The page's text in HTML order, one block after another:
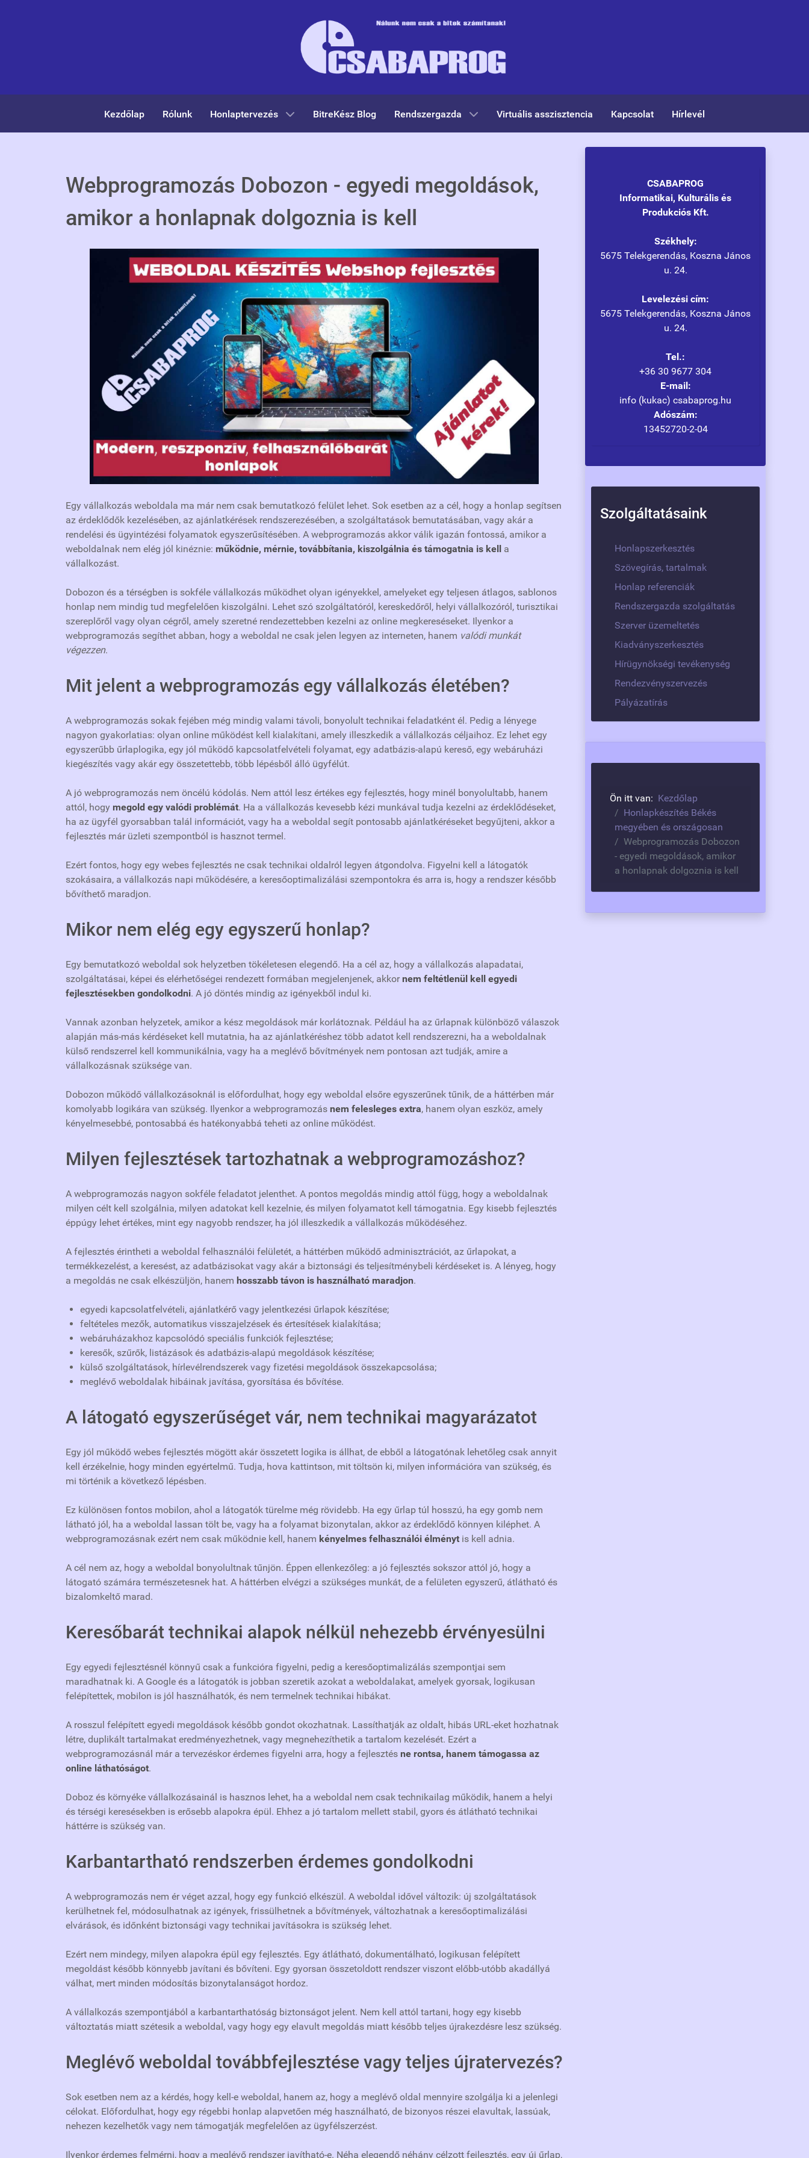
Kezdőlap Rólunk Honlaptervezés BitreKész Blog Rendszergazda Virtuális asszisztencia Kapcsolat Hírlevél
Webprogramozás Dobozon - egyedi megoldások,
amikor a honlapnak dolgoznia is kell
Egy vállalkozás weboldala ma már nem csak bemutatkozó felület lehet. Sok esetben az a cél, hogy a honlap segítsen
az érdeklődők kezelésében, az ajánlatkérések rendszerezésében, a szolgáltatások bemutatásában, vagy akár a
rendelési és ügyintézési folyamatok egyszerűsítésében. A webprogramozás akkor válik igazán fontossá, amikor a
weboldalnak nem elég jól kinéznie: működnie, mérnie, továbbítania, kiszolgálnia és támogatnia is kell
a
vállalkozást.
Dobozon és a térségben is sokféle vállalkozás működhet olyan igényekkel, amelyeket egy teljesen átlagos, sablonos
honlap nem mindig tud megfelelően kiszolgálni. Lehet szó szolgáltatóról, kereskedőről, helyi vállalkozóról, turisztikai
szereplőről vagy olyan cégről, amely szeretné rendezettebben kezelni az online megkereséseket. Ilyenkor a
webprogramozás segíthet abban, hogy a weboldal ne csak jelen legyen az interneten, hanem valódi munkát
végezzen.
Mit jelent a webprogramozás egy vállalkozás életében?
A webprogramozás sokak fejében még mindig valami távoli, bonyolult technikai feladatként él. Pedig a lényege
nagyon gyakorlatias: olyan online működést kell kialakítani, amely illeszkedik a vállalkozás céljaihoz. Ez lehet egy
egyszerűbb űrlaplogika, egy jól működő kapcsolatfelvételi folyamat, egy adatbázis-alapú kereső, egy webáruházi
kiegészítés vagy akár egy összetettebb, több lépésből álló ügyfélút.
A jó webprogramozás nem öncélú kódolás. Nem attól lesz értékes egy fejlesztés, hogy minél bonyolultabb, hanem
attól, hogy megold egy valódi problémát. Ha a vállalkozás kevesebb kézi munkával tudja kezelni az érdeklődéseket,
ha az ügyfél gyorsabban talál információt, vagy ha a weboldal segít pontosabb ajánlatkéréseket begyűjteni, akkor a
fejlesztés már üzleti szempontból is hasznot termel.
Ezért fontos, hogy egy webes fejlesztés ne csak technikai oldalról legyen átgondolva. Figyelni kell a látogatók
szokásaira, a vállalkozás napi működésére, a keresőoptimalizálási szempontokra és arra is, hogy a rendszer később
bővíthető maradjon.
Mikor nem elég egy egyszerű honlap?
Egy bemutatkozó weboldal sok helyzetben tökéletesen elegendő. Ha a cél az, hogy a vállalkozás alapadatai,
szolgáltatásai, képei és elérhetőségei rendezett formában megjelenjenek, akkornem feltétlenül kell egyedi
fejlesztésekben gondolkodni. A jó döntés mindig az igényekből indul ki.
Vannak azonban helyzetek, amikor a kész megoldások már korlátoznak. Például ha az űrlapnak különböző válaszok
alapján más-más kérdéseket kell mutatnia, ha az ajánlatkéréshez több adatot kell rendszerezni, ha a weboldalnak
külső rendszerrel kell kommunikálnia, vagy ha a meglévő bővítmények nem pontosan azt tudják, amire a
vállalkozásnak szüksége van.
Dobozon működő vállalkozásoknál is előfordulhat, hogy egy weboldal elsőre egyszerűnek tűnik, de a háttérben már
komolyabb logikára van szükség. Ilyenkor a webprogramozás nem felesleges extra, hanem olyan eszköz, amely
kényelmesebbé, pontosabbá és hatékonyabbá teheti az online működést.
Milyen fejlesztések tartozhatnak a webprogramozáshoz?
A webprogramozás nagyon sokféle feladatot jelenthet. A pontos megoldás mindig attól függ, hogy a weboldalnak
milyen célt kell szolgálnia, milyen adatokat kell kezelnie, és milyen folyamatot kell támogatnia. Egy kisebb fejlesztés
éppúgy lehet értékes, mint egy nagyobb rendszer, ha jól illeszkedik a vállalkozás működéséhez.
A fejlesztés érintheti a weboldal felhasználói felületét, a háttérben működő adminisztrációt, az űrlapokat, a
termékkezelést, a keresést, az adatbázisokat vagy akár a biztonsági és teljesítménybeli kérdéseket is. A lényeg, hogy
a megoldás ne csak elkészüljön, hanem hosszabb távon is használható maradjon.
egyedi kapcsolatfelvételi, ajánlatkérő vagy jelentkezési űrlapok készítése;
feltételes mezők, automatikus visszajelzések és értesítések kialakítása;
webáruházakhoz kapcsolódó speciális funkciók fejlesztése;
keresők, szűrők, listázások és adatbázis-alapú megoldások készítése;
külső szolgáltatások, hírlevélrendszerek vagy fizetési megoldások összekapcsolása;
meglévő weboldalak hibáinak javítása, gyorsítása és bővítése.
A látogató egyszerűséget vár, nem technikai magyarázatot
Egy jól működő webes fejlesztés mögött akár összetett logika is állhat, de ebből a látogatónak lehetőleg csak annyit
kell érzékelnie, hogy minden egyértelmű. Tudja, hova kattintson, mit töltsön ki, milyen információra van szükség, és
mi történik a következő lépésben.
Ez különösen fontos mobilon, ahol a látogatók türelme még rövidebb. Ha egy űrlap túl hosszú, ha egy gomb nem
látható jól, ha a weboldal lassan tölt be, vagy ha a folyamat bizonytalan, akkor az érdeklődő könnyen kiléphet. A
webprogramozásnak ezért nem csak működnie kell, hanem kényelmes felhasználói élményt is kell adnia.
A cél nem az, hogy a weboldal bonyolultnak tűnjön. Éppen ellenkezőleg: a jó fejlesztés sokszor attól jó, hogy a
látogató számára természetesnek hat. A háttérben elvégzi a szükséges munkát, de a felületen egyszerű, átlátható és
bizalomkeltő marad.
Keresőbarát technikai alapok nélkül nehezebb érvényesülni
Egy egyedi fejlesztésnél könnyű csak a funkcióra figyelni, pedig a keresőoptimalizálás szempontjai sem
maradhatnak ki. A Google és a látogatók is jobban szeretik azokat a weboldalakat, amelyek gyorsak, logikusan
felépítettek, mobilon is jól használhatók, és nem termelnek technikai hibákat.
A rosszul felépített egyedi megoldások később gondot okozhatnak. Lassíthatják az oldalt, hibás URL-eket hozhatnak
létre, duplikált tartalmakat eredményezhetnek, vagy megnehezíthetik a tartalom kezelését. Ezért a
webprogramozásnál már a tervezéskor érdemes figyelni arra, hogy a fejlesztés ne rontsa, hanem támogassa az
online láthatóságot.
Doboz és környéke vállalkozásainál is hasznos lehet, ha a weboldal nem csak technikailag működik, hanem a helyi
és térségi keresésekben is erősebb alapokra épül. Ehhez a jó tartalom mellett stabil, gyors és átlátható technikai
háttérre is szükség van.
Karbantartható rendszerben érdemes gondolkodni
A webprogramozás nem ér véget azzal, hogy egy funkció elkészül. A weboldal idővel változik: új szolgáltatások
kerülhetnek fel, módosulhatnak az igények, frissülhetnek a bővítmények, változhatnak a keresőoptimalizálási
elvárások, és időnként biztonsági vagy technikai javításokra is szükség lehet.
Ezért nem mindegy, milyen alapokra épül egy fejlesztés. Egy átlátható, dokumentálható, logikusan felépített
megoldást később könnyebb javítani és bővíteni. Egy gyorsan összetoldott rendszer viszont előbb-utóbb akadállyá
válhat, mert minden módosítás bizonytalanságot hordoz.
A vállalkozás szempontjából a karbantarthatóság biztonságot jelent. Nem kell attól tartani, hogy egy kisebb
változtatás miatt szétesik a weboldal, vagy hogy egy elavult megoldás miatt később teljes újrakezdésre lesz szükség.
Meglévő weboldal továbbfejlesztése vagy teljes újratervezés?
Sok esetben nem az a kérdés, hogy kell-e weboldal, hanem az, hogy a meglévő oldal mennyire szolgálja ki a jelenlegi
célokat. Előfordulhat, hogy egy régebbi honlap alapvetően még használható, de bizonyos részei elavultak, lassúak,
nehezen kezelhetők vagy nem támogatják megfelelően az ügyfélszerzést.
Ilyenkor érdemes felmérni, hogy a meglévő rendszer javítható-e. Néha elegendő néhány célzott fejlesztés, egy új űrlap,
CSABAPROG
Informatikai, Kulturális és
Produkciós Kft.
Székhely:
5675 Telekgerendás, Koszna János
u. 24.
Levelezési cím:
5675 Telekgerendás, Koszna János
u. 24.
Tel.:
+36 30 9677 304
E-mail:
info (kukac) csabaprog.hu
Adószám:
13452720-2-04
Szolgáltatásaink
Honlapszerkesztés
Szövegírás, tartalmak
Honlap referenciák
Rendszergazda szolgáltatás
Szerver üzemeltetés
Kiadványszerkesztés
Hírügynökségi tevékenység
Rendezvényszervezés
Pályázatírás
Ön itt van: Kezdőlap
Honlapkészítés Békés
megyében és országosan
Webprogramozás Dobozon
- egyedi megoldások, amikor
a honlapnak dolgoznia is kell